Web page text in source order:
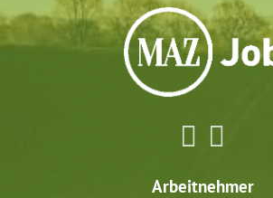
Arbeitnehmer